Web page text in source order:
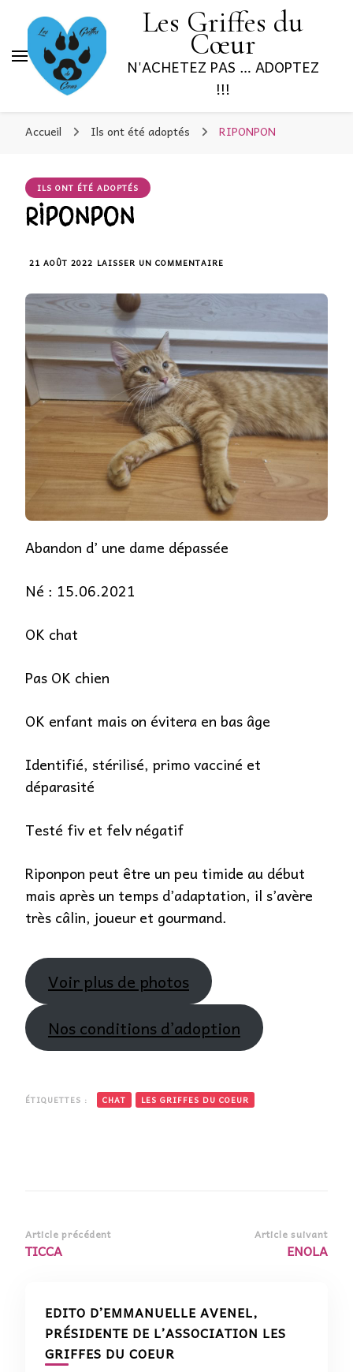
Les Griffes du
Cœur
N'ACHETEZ PAS … ADOPTEZ
!!!
Accueil Ils ont été adoptés RIPONPON
ILS ONT ÉTÉ ADOPTÉS
RIPONPON
21 AOÛT 2022 LAISSER UN COMMENTAIRE
Abandon d’ une dame dépassée
Né : 15.06.2021
OK chat
Pas OK chien
OK enfant mais on évitera en bas âge
Identifié, stérilisé, primo vacciné et
déparasité
Testé fiv et felv négatif
Riponpon peut être un peu timide au début
mais après un temps d’adaptation, il s’avère
très câlin, joueur et gourmand.
Voir plus de photos
Nos conditions d’adoption
ÉTIQUETTES : CHAT LES GRIFFES DU COEUR
Navigation
d’article
Article précédent
TICCA
Article suivant
ENOLA
EDITO D’EMMANUELLE AVENEL,
PRÉSIDENTE DE L’ASSOCIATION LES
GRIFFES DU COEUR